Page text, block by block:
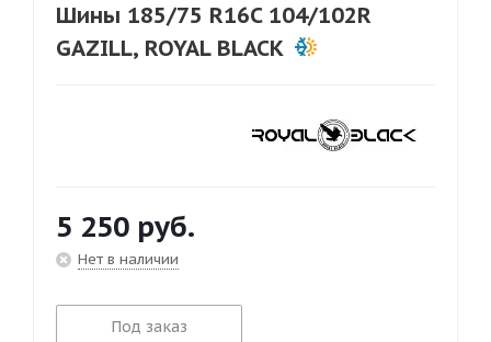
Шины 185/75 R16C 104/102R
GAZILL, ROYAL BLACK
5 250 руб.
Нет в наличии
Под заказ